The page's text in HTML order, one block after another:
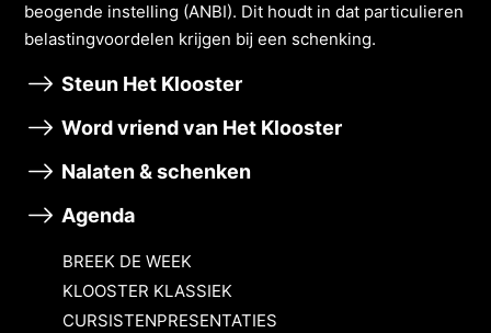
beogende instelling (ANBI). Dit houdt in dat particulieren
belastingvoordelen krĳgen bĳ een schenking.
Steun Het Klooster
Word vriend van Het Klooster
Nalaten & schenken
Agenda
BREEK DE WEEK
KLOOSTER KLASSIEK
CURSISTENPRESENTATIES